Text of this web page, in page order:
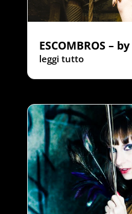
ESCOMBROS –
leggi tutto